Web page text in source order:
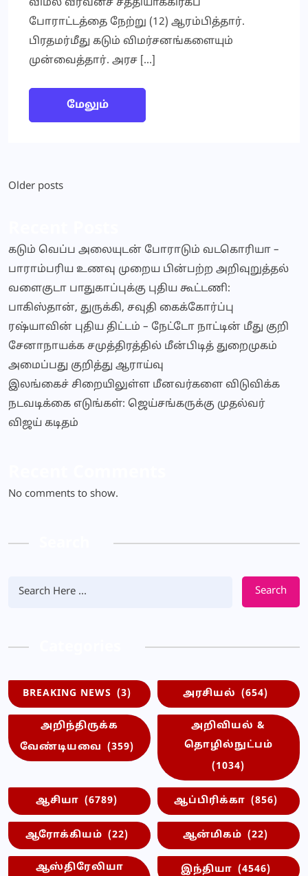
விமல் வீரவன்ச சத்தியாக்கிரகப்
போராட்டத்தை நேற்று (12) ஆரம்பித்தார்.
பிரதமர்மீது கடும் விமர்சனங்களையும்
முன்வைத்தார். அரச […]
மேலும்
Posts
Older posts
கடும் வெப்ப அலையுடன் போராடும் வடகொரியா –
பாராம்பரிய உணவு முறைய பின்பற்ற அறிவுறுத்தல்
வளைகுடா பாதுகாப்புக்கு புதிய கூட்டணி:
பாகிஸ்தான், துருக்கி, சவுதி கைக்கோர்ப்பு
ரஷ்யாவின் புதிய திட்டம் – நேட்டோ நாட்டின் மீது குறி
சேனாநாயக்க சமுத்திரத்தில் மீன்பிடித் துறைமுகம்
அமைப்பது குறித்து ஆராய்வு
இலங்கைச் சிறையிலுள்ள மீனவர்களை விடுவிக்க
நடவடிக்கை எடுங்கள்: ஜெய்சங்கருக்கு முதல்வர்
விஜய் கடிதம்
No comments to show.
Search
BREAKING NEWS (3) அரசியல் (654)
அறிந்திருக்க
வேண்டியவை (359)
அறிவியல் &
தொழில்நுட்பம்
(1034)
ஆசியா (6789) ஆப்பிரிக்கா (856)
ஆரோக்கியம் (22) ஆன்மிகம் (22)
ஆஸ்திரேலியா
இந்தியா (4546)